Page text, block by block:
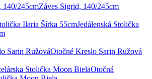
Záves Sigrid, 140/245cm
Jedálenská Stolička
Otočné Kreslo Sarin Ružová
Otočná